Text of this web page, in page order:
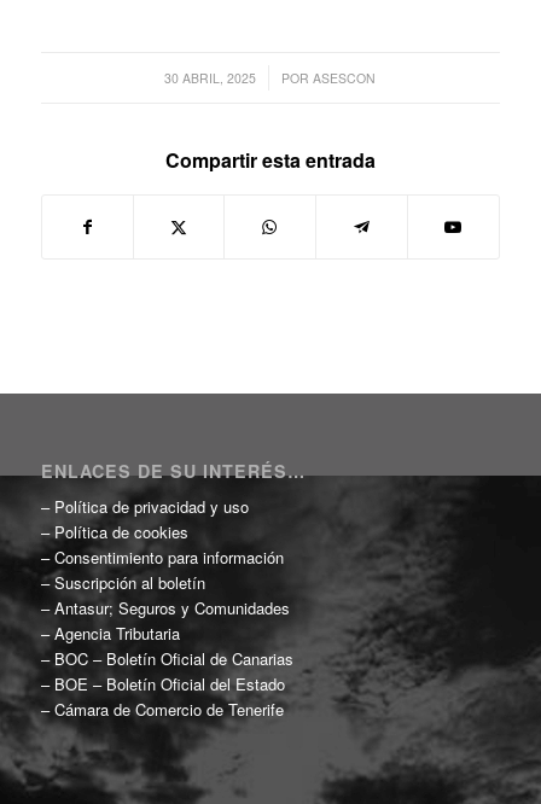
30 ABRIL, 2025
/ PORASESCON
Compartir esta entrada
ENLACES DE SU INTERÉS…
– Política de privacidad y uso
– Política de cookies
–Consentimiento para información
–Suscripción al boletín
–Antasur; Seguros y Comunidades
–Agencia Tributaria
– BOC – Boletín Oficial de Canarias
– BOE – Boletín Oficial del Estado
–Cámara de Comercio de Tenerife